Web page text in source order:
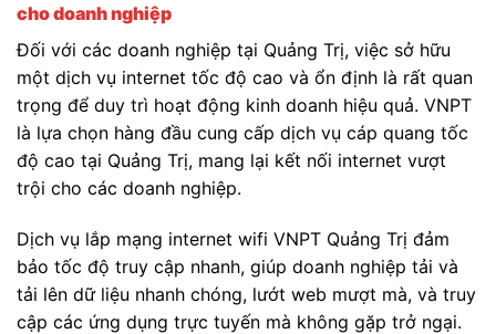
cho doanh nghiệp
Đối với các doanh nghiệp tại Quảng Trị, việc sở hữu
một dịch vụ internet tốc độ cao và ổn định là rất quan
trọng để duy trì hoạt động kinh doanh hiệu quả. VNPT
là lựa chọn hàng đầu cung cấp dịch vụ cáp quang tốc
độ cao tại Quảng Trị, mang lại kết nối internet vượt
trội cho các doanh nghiệp.
Dịch vụ lắp mạng internet wifi VNPT Quảng Trị đảm
bảo tốc độ truy cập nhanh, giúp doanh nghiệp tải và
tải lên dữ liệu nhanh chóng, lướt web mượt mà, và truy
cập các ứng dụng trực tuyến mà không gặp trở ngại.